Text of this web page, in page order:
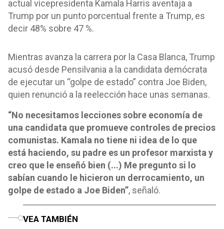
actual vicepresidenta Kamala Harris aventaja a
Trump por un punto porcentual frente a Trump, es
decir 48% sobre 47 %.
Mientras avanza la carrera por la Casa Blanca, Trump
acusó desde Pensilvania a la candidata demócrata
de ejecutar un “golpe de estado” contra Joe Biden,
quien renunció a la reelección hace unas semanas.
“No necesitamos lecciones sobre economía de
una candidata que promueve controles de precios
comunistas. Kamala no tiene ni idea de lo que
está haciendo, su padre es un profesor marxista y
creo que le enseñó bien (...) Me pregunto si lo
sabían cuando le hicieron un derrocamiento, un
golpe de estado a Joe Biden”, señaló.
VEA TAMBIÉN